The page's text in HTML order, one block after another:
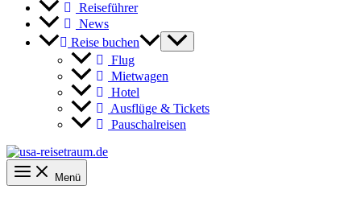
Reiseführer
News
Reise buchen
Flug
Mietwagen
Hotel
Ausflüge & Tickets
Pauschalreisen
Menü